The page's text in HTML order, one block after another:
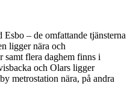
– de omfattande tjänsterna
ligger nära och
samt flera daghem finns i
och Olars ligger
metrostation nära, på andra